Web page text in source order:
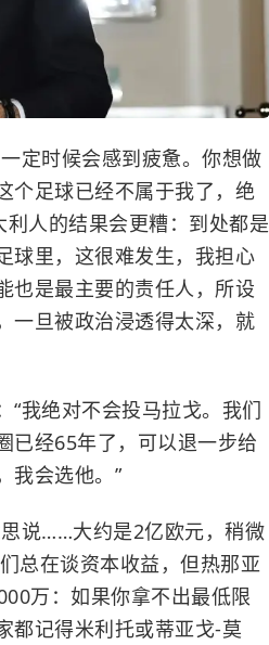
定时候会感到疲惫。你想做
个足球已经不属于我了，绝
人的结果会更糟：到处都是
球里，这很难发生，我担心
也是最主要的责任人，所设
一旦被政治浸透得太深，就
我绝对不会投马拉戈。我们
已经65年了，可以退一步给
我会选他。”
说……大约是2亿欧元，稍微
总在谈资本收益，但热那亚
万：如果你拿不出最低限
都记得米利托或蒂亚戈-莫